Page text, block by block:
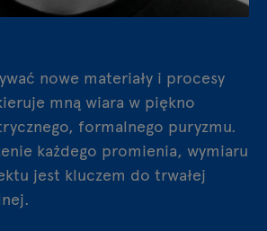
nowe materiały i procesy
mną wiara w piękno
formalnego puryzmu.
każdego promienia, wymiaru
jest kluczem do trwałej